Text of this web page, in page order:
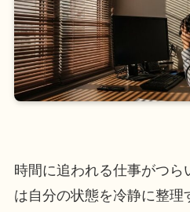
時間に追われる仕事がつら
は自分の状態を冷静に整理